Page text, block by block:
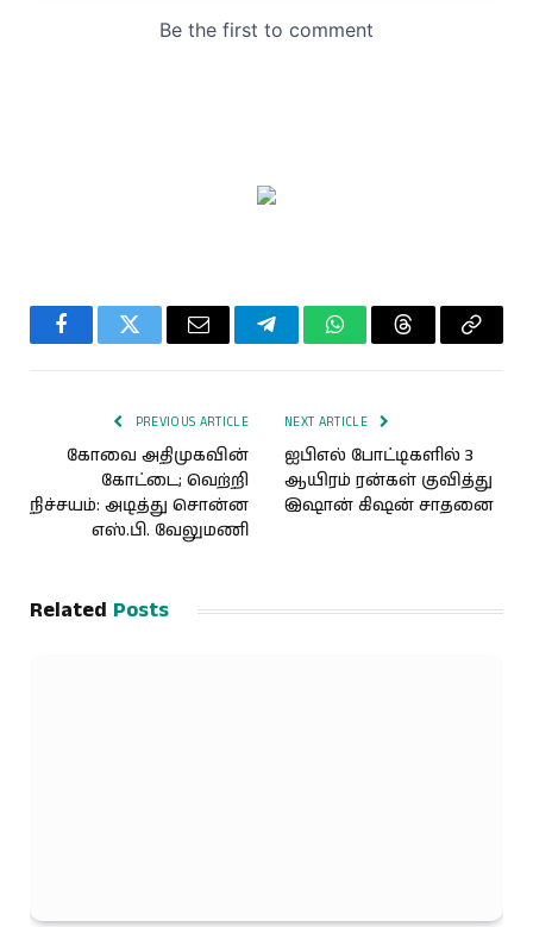
FacebookTwitter Email TelegramWhatsAppThreadsCopy
PREVIOUS ARTICLE
கோவை அதிமுகவின்
கோட்டை; வெற்றி
நிச்சயம்: அடித்து சொன்ன
எஸ்.பி. வேலுமணி
NEXT ARTICLE
ஐபிஎல் போட்டிகளில் 3
ஆயிரம் ரன்கள் குவித்து
இஷான் கிஷன் சாதனை
Related Posts